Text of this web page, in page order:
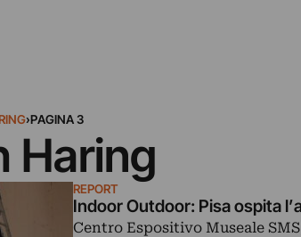
›PAGINA 3
Haring
REPORT
Indoor Outdoor: Pisa ospita
Centro Espositivo Museale